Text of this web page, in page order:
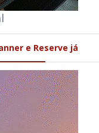
e Reserve já